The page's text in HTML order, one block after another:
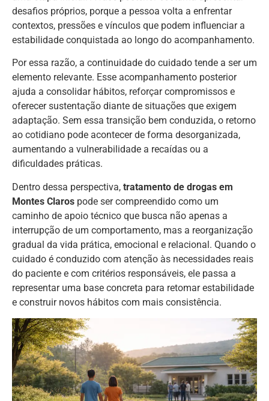
desafios próprios, porque a pessoa volta a enfrentar
contextos, pressões e vínculos que podem influenciar a
estabilidade conquistada ao longo do acompanhamento.
Por essa razão, a continuidade do cuidado tende a ser um
elemento relevante. Esse acompanhamento posterior
ajuda a consolidar hábitos, reforçar compromissos e
oferecer sustentação diante de situações que exigem
adaptação. Sem essa transição bem conduzida, o retorno
ao cotidiano pode acontecer de forma desorganizada,
aumentando a vulnerabilidade a recaídas ou a
dificuldades práticas.
Dentro dessa perspectiva, tratamento de drogas em
Montes Claros pode ser compreendido como um
caminho de apoio técnico que busca não apenas a
interrupção de um comportamento, mas a reorganização
gradual da vida prática, emocional e relacional. Quando o
cuidado é conduzido com atenção às necessidades reais
do paciente e com critérios responsáveis, ele passa a
representar uma base concreta para retomar estabilidade
e construir novos hábitos com mais consistência.